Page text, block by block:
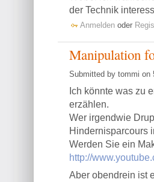
der Technik
Anmelden oder
Manipulation
Submitted by tommi on
Ich könnte was zu
erzählen.
Wer irgendwie
Hindernisparcours
Werden Sie ein
http://
Aber obendrein ist